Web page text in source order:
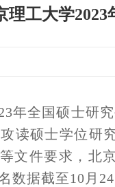
理工大学2023
3年全国硕士研
读硕士学位研
文件要求， 北
数据截至10 月 24